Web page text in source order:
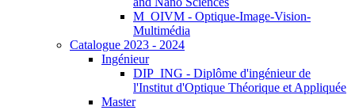
M_OIVM - Optique-Image-Vision-
Multimédia
Catalogue 2023 - 2024
Ingénieur
DIP_ING - Diplôme d'ingénieur de
l'Institut d'Optique Théorique et Appliquée
Master